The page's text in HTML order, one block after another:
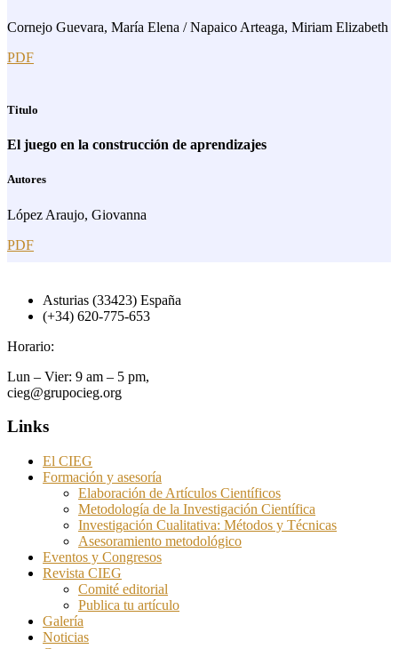
Cornejo Guevara, María Elena / Napaico Arteaga, Miriam Elizabeth
PDF
Titulo
El juego en la construcción de aprendizajes
Autores
López Araujo, Giovanna
PDF
Asturias (33423) España
(+34) 620-775-653
Horario:
Lun – Vier: 9 am – 5 pm,
cieg@grupocieg.org
Links
El CIEG
Formación y asesoría
Elaboración de Artículos Científicos
Metodología de la Investigación Científica
Investigación Cualitativa: Métodos y Técnicas
Asesoramiento metodológico
Eventos y Congresos
Revista CIEG
Comité editorial
Publica tu artículo
Galería
Noticias